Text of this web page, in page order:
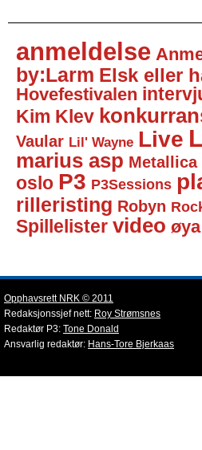
anmeldelse
by:Larm Elsk eller
Hovefestivalen
Kim Klev
Vaular Lil' Wayne Live
marius asp Metallica
oslo P3 P3Sessions
rilleristing Robyn
Spillelister video øya
Opphavsrett NRK © 2011
Redaksjonssjef nett: Roy Strømsnes
Redaktør P3: Tone Donald
Ansvarlig redaktør: Hans-Tore Bjerkaas